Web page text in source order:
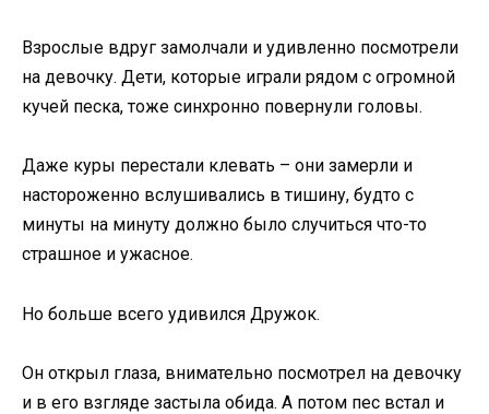
Взрослые вдруг замолчали и удивленно посмотрели
на девочку. Дети, которые играли рядом с огромной
кучей песка, тоже синхронно повернули головы.
Даже куры перестали клевать – они замерли и
настороженно вслушивались в тишину, будто с
минуты на минуту должно было случиться что-то
страшное и ужасное.
Но больше всего удивился Дружок.
Он открыл глаза, внимательно посмотрел на девочку
и в его взгляде застыла обида. А потом пес встал и